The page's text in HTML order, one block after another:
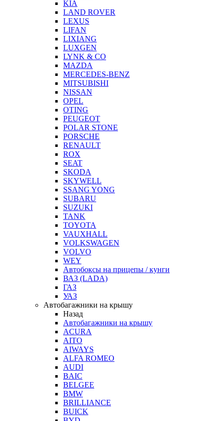
KIA
LAND ROVER
LEXUS
LIFAN
LIXIANG
LUXGEN
LYNK & CO
MAZDA
MERCEDES-BENZ
MITSUBISHI
NISSAN
OPEL
OTING
PEUGEOT
POLAR STONE
PORSCHE
RENAULT
ROX
SEAT
SKODA
SKYWELL
SSANG YONG
SUBARU
SUZUKI
TANK
TOYOTA
VAUXHALL
VOLKSWAGEN
VOLVO
WEY
Автобоксы на прицепы / кунги
ВАЗ (LADA)
ГАЗ
УАЗ
Автобагажники на крышу
Назад
Автобагажники на крышу
ACURA
AITO
AIWAYS
ALFA ROMEO
AUDI
BAIC
BELGEE
BMW
BRILLIANCE
BUICK